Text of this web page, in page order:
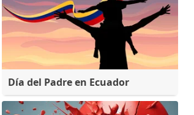
Día del Padre en Ecuador